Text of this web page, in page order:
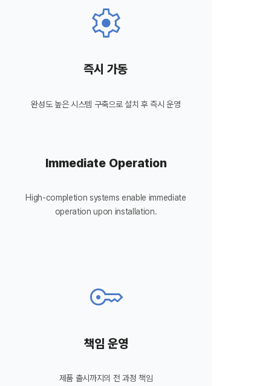
settings
즉시 가동
완성도 높은 시스템 구축으로 설치 후 즉시 운영
Immediate Operation
High-completion systems enable immediate
operation upon installation.
key
책임 운영
제품 출시까지의 전 과정 책임